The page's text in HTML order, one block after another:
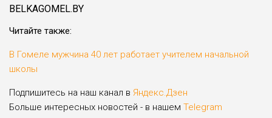
BELKAGOMEL.BY
Читайте также:
В Гомеле мужчина 40 лет работает учителем начальной
школы
Подпишитесь на наш канал в Яндекс.Дзен
Больше интересных новостей - в нашем Telegram